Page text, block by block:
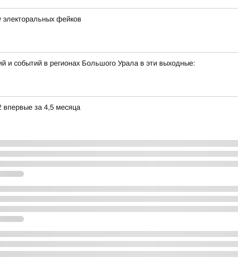
фейков
и событий в регионах Большого Урала в эти выходные:
за 4,5 месяца